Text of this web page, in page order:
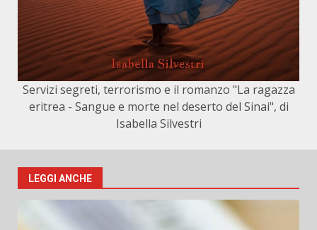
Servizi segreti, terrorismo e il romanzo "La ragazza
eritrea - Sangue e morte nel deserto del Sinai", di
Isabella Silvestri
LEGGI ANCHE